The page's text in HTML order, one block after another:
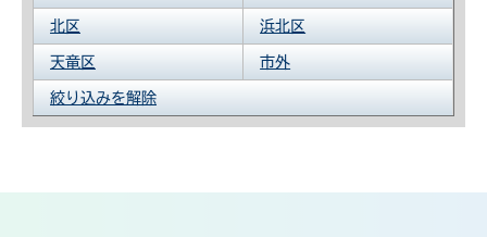
北区 浜北区
天竜区 市外
絞り込みを解除